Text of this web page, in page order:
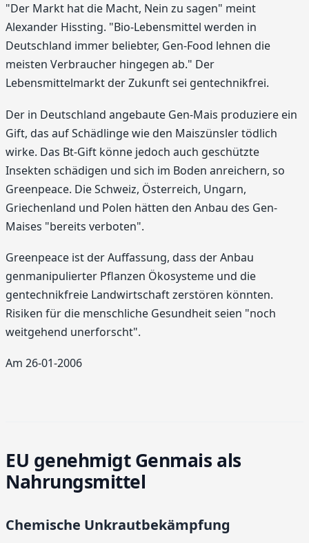
"Der Markt hat die Macht, Nein zu sagen" meint
Alexander Hissting. "Bio-Lebensmittel werden in
Deutschland immer beliebter, Gen-Food lehnen die
meisten Verbraucher hingegen ab." Der
Lebensmittelmarkt der Zukunft sei gentechnikfrei.
Der in Deutschland angebaute Gen-Mais produziere ein
Gift, das auf Schädlinge wie den Maiszünsler tödlich
wirke. Das Bt-Gift könne jedoch auch geschützte
Insekten schädigen und sich im Boden anreichern, so
Greenpeace. Die Schweiz, Österreich, Ungarn,
Griechenland und Polen hätten den Anbau des Gen-
Maises "bereits verboten".
Greenpeace ist der Auffassung, dass der Anbau
genmanipulierter Pflanzen Ökosysteme und die
gentechnikfreie Landwirtschaft zerstören könnten.
Risiken für die menschliche Gesundheit seien "noch
weitgehend unerforscht".
Am 26-01-2006
EU genehmigt Genmais als
Nahrungsmittel
Chemische Unkrautbekämpfung